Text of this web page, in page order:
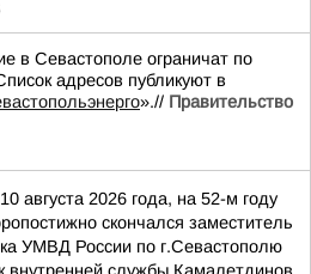
в Севастополе ограничат по
адресов публикуют в
».// Правительство
августа 2026 года, на 52-м году
скончался заместитель
УМВД России по г.Севастополю